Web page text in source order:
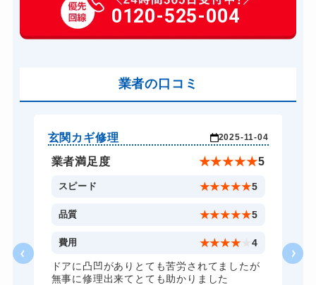
玄関カギ交換 14,300円～(税込)
車カギ開け 13,200円～(税込)
スーツケースカギ開け
ロッカーカギ開け 8,800円～(税込)
ドアノブカギ開け 10,780円～(税込)
ドアノブカギ交換 11,000円～(税込)
0120-525-004
業者の口コミ
玄関カギ修理 2025-11-04
業者満足度 ★★★★★5
スピード ★★★★★5
品質 ★★★★★5
費用 ★★★★ 4
ドアに凸凹がありとても苦労されてましたが
無事に修理出来てとても助かりました